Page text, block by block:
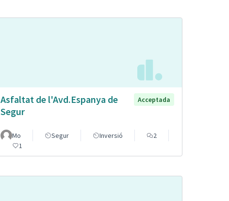
Asfaltat de l'Avd.Espanya de
Segur
Acceptada
Mo Segur Inversió
2
1